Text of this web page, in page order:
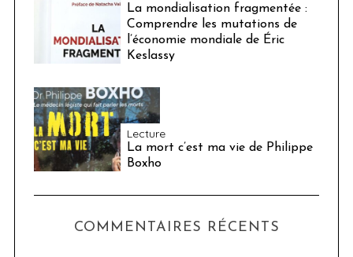
La mondialisation fragmentée :
Comprendre les mutations de
l’économie mondiale de Éric
Keslassy
Lecture
La mort c’est ma vie de Philippe
Boxho
COMMENTAIRES RÉCENTS